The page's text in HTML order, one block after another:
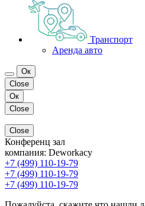
Транспорт
Аренда авто
Ок
Close
Ок
Close
Close
Конференц зал
компания: Deworkacy
+7 (499) 110-19-79
+7 (499) 110-19-79
+7 (499) 110-19-79